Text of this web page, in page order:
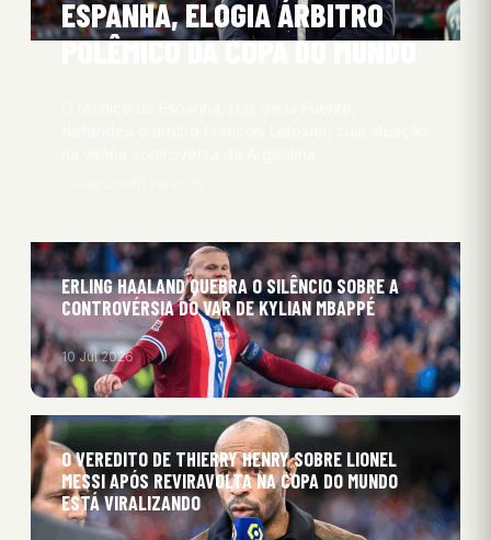
ESPANHA, ELOGIA ÁRBITRO
POLÊMICO DA COPA DO MUNDO
ERLING HAALAND QUEBRA O SILÊNCIO SOBRE A
CONTROVÉRSIA DO VAR DE KYLIAN MBAPPÉ
10 Jul 2026
O VEREDITO DE THIERRY HENRY SOBRE LIONEL
MESSI APÓS REVIRAVOLTA NA COPA DO MUNDO
ESTÁ VIRALIZANDO